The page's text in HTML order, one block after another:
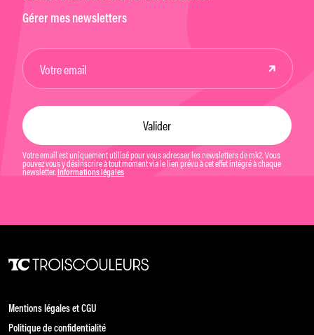
Gérer mes newsletters
Votre email est uniquement utilisé pour vous adresser les newsletters de mk2. Vous
pouvez vous y désinscrire à tout moment via le lien prévu à cet effet intégré à chaque
newsletter. Informations légales
Mentions légales et CGU
Politique de confidentialité